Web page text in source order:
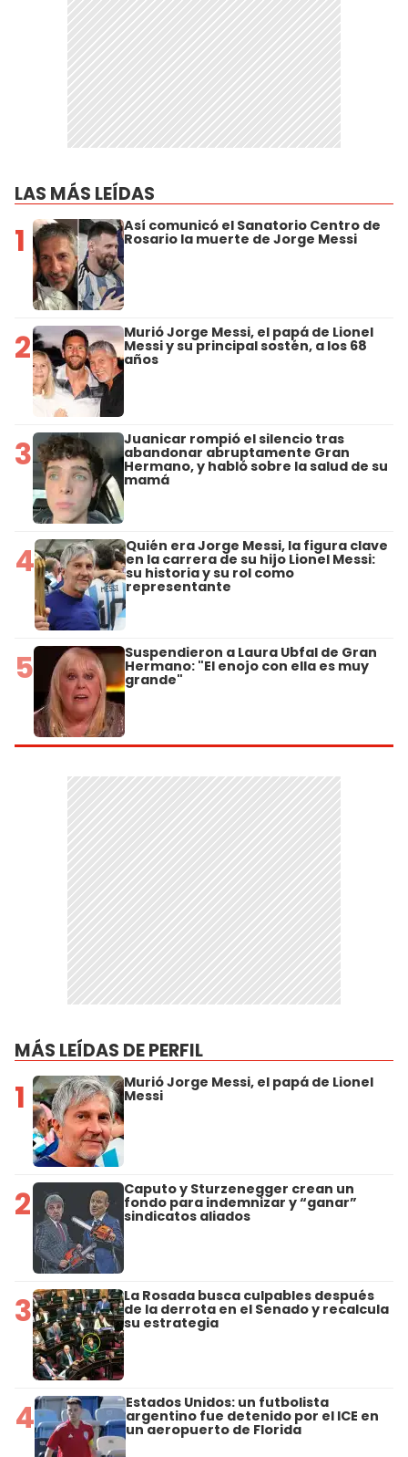
LAS MÁS LEÍDAS
1 Así comunicó el Sanatorio Centro de
Rosario la muerte de Jorge Messi
2 Murió Jorge Messi, el papá de Lionel
Messi y su principal sostén, a los 68
años
3 Juanicar rompió el silencio tras
abandonar abruptamente Gran
Hermano, y habló sobre la salud de su
mamá
4 Quién era Jorge Messi, la figura clave
en la carrera de su hijo Lionel Messi:
su historia y su rol como
representante
5 Suspendieron a Laura Ubfal de Gran
Hermano: "El enojo con ella es muy
grande"
MÁS LEÍDAS DE PERFIL
1 Murió Jorge Messi, el papá de Lionel
Messi
2 Caputo y Sturzenegger crean un
fondo para indemnizar y “ganar”
sindicatos aliados
3 La Rosada busca culpables después
de la derrota en el Senado y recalcula
su estrategia
4 Estados Unidos: un futbolista
argentino fue detenido por el ICE en
un aeropuerto de Florida